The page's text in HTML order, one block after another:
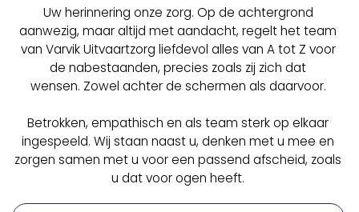
Uw herinnering onze zorg. Op de achtergrond
aanwezig, maar altijd met aandacht, regelt het team
van Varvik Uitvaartzorg liefdevol alles van A tot Z voor
de nabestaanden, precies zoals zij zich dat
wensen. Zowel achter de schermen als daarvoor.
Betrokken, empathisch en als team sterk op elkaar
ingespeeld. Wij staan naast u, denken met u mee en
zorgen samen met u voor een passend afscheid, zoals
u dat voor ogen heeft.